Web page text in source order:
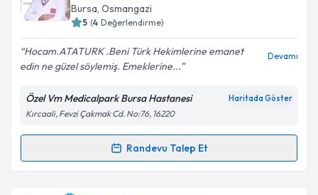
için bir takvim hazırlandığında e-posta ile
bilgilendireceğiz.
E-posta Adresiniz
Kişisel verilerimin işlenmesine ilişkin
Metni'ni okudum ve kişisel verilerimin belirtilen
kapsamda işlenmesini kabul ediyorum.
Bursa, Osmangazi
5 (4 Değerlendirme)
Hocam.ATATURK .Beni Türk Hekimlerine emanet
edin ne güzel söylemiş. Emeklerine...
Devamı
Özel Vm Medicalpark Bursa Hastanesi Haritada Göster
Kırcaali, Fevzi Çakmak Cd. No:76, 16220
Randevu Talep Et
Randevu Takvimi Talebi